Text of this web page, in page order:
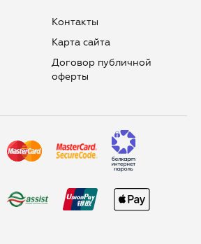
Контакты
Карта сайта
Договор публичной
оферты